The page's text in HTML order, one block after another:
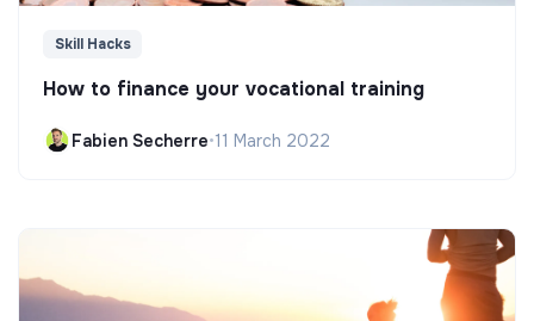
Skill Hacks
How to finance your vocational training
Fabien Secherre•11 March 2022